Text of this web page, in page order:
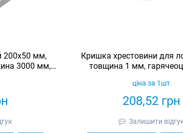
200х50 мм,
3000 мм,
Кришка хрестовини для
товщина 1 мм,
208,52грн
ціна за 1шт
Залишити